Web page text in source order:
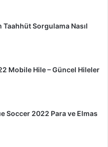
Taahhüt Sorgulama Nasıl
Mobile Hile – Güncel Hileler
Soccer 2022 Para ve Elmas